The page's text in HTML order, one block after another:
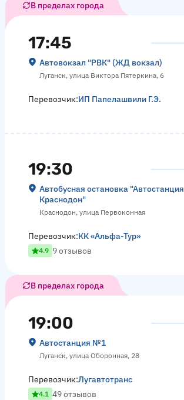
В пределах города
17:45
Автовокзал "РВК" (ЖД вокзал)
Луганск, улица Виктора Пятеркина, 6
Перевозчик:ИП Папелашвили Г.Э.
19:30
Автобусная остановка "Автостанция
Краснодон"
Краснодон, улица Первоконная
Перевозчик:КК «Альфа-Тур»
4.9 9 отзывов
В пределах города
19:00
Автостанция №1
Луганск, улица Оборонная, 28
Перевозчик:Лугавтотранс
4.1 49 отзывов